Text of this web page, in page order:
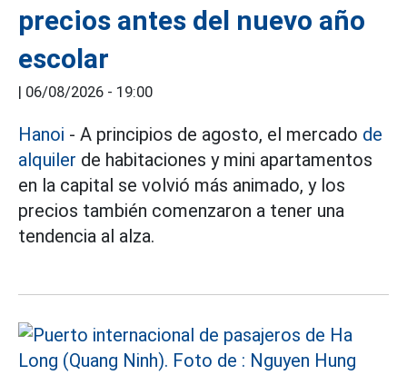
precios antes del nuevo año
escolar
06/08/2026 - 19:00
Hanoi - A principios de agosto, el mercado de
alquiler de habitaciones y mini apartamentos
en la capital se volvió más animado, y los
precios también comenzaron a tener una
tendencia al alza.